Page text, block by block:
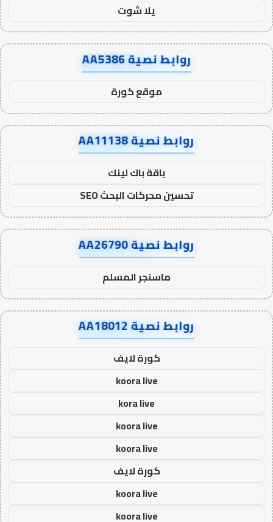
يلا شوت
روابط نصية AA5386
موقع كورة
روابط نصية AA11138
باقة باك لينك
تحسين محركات البحث SEO
روابط نصية AA26790
ماسنجر المسلم
روابط نصية AA18012
كورة لايف
koora live
kora live
koora live
koora live
كورة لايف
koora live
koora live